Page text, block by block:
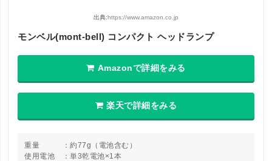
出典:https://www.amazon.co.jp
モンベル(mont‐bell) コンパクト ヘッドランプ
Amazonで詳細をみる
楽天で詳細をみる
重量 ：約77g（電池含む）
使用電池 ：単3乾電池×1本